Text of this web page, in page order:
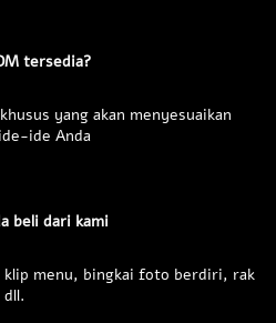
tersedia?
yang akan menyesuaikan
ide Anda
beli dari kami
klip menu, bingkai foto berdiri, rak